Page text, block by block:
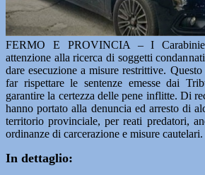
FERMO E PROVINCIA – I
attenzione alla ricerca di soggetti
dare esecuzione a misure restrittive.
far rispettare le sentenze emesse dai
garantire la certezza delle pene inflitte. Di
hanno portato alla denuncia ed arresto di
territorio provinciale, per reati predatori,
ordinanze di carcerazione e misure cautelari.
In dettaglio: